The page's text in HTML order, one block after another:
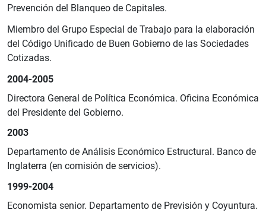
Prevención del Blanqueo de Capitales.
Miembro del Grupo Especial de Trabajo para la elaboración
del Código Unificado de Buen Gobierno de las Sociedades
Cotizadas.
2004-2005
Directora General de Política Económica. Oficina Económica
del Presidente del Gobierno.
2003
Departamento de Análisis Económico Estructural. Banco de
Inglaterra (en comisión de servicios).
1999-2004
Economista senior. Departamento de Previsión y Coyuntura.